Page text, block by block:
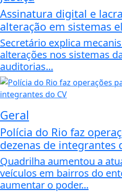
Assinatura digital e
alteração em sistemas
Secretário explica
alterações nos sistemas
auditorias...
Geral
Polícia do Rio faz
dezenas de integrantes
Quadrilha aumentou a
veículos em bairros do
aumentar o poder...